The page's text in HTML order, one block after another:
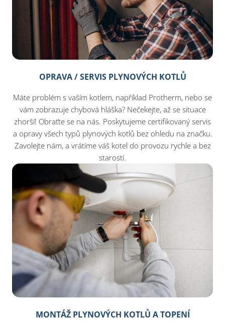
OPRAVA / SERVIS PLYNOVÝCH KOTLŮ
Máte problém s vaším kotlem, například Protherm, nebo se
vám zobrazuje chybová hláška? Nečekejte, až se situace
zhorší! Obraťte se na nás. Poskytujeme certifikovaný servis
a opravy všech typů plynových kotlů bez ohledu na značku.
Zavolejte nám, a vrátíme váš kotel do provozu rychle a bez
starostí.
MONTÁŽ PLYNOVÝCH KOTLŮ A TOPENÍ